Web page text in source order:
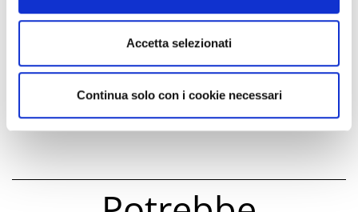
Accetta selezionati
Continua solo con i cookie necessari
Arena della Regina 2026: i concerti
dell’estate a Cattolica
alla Superbike
ANTìCatt